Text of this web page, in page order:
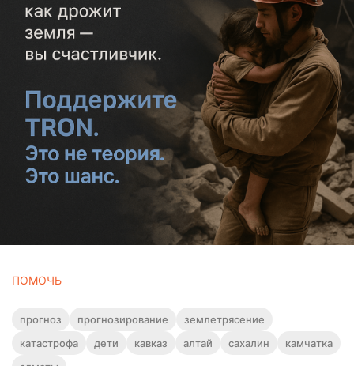
ПОМОЧЬ
прогноз прогнозирование
землетрясение
катастрофа
дети кавказ алтай сахалин
камчатка